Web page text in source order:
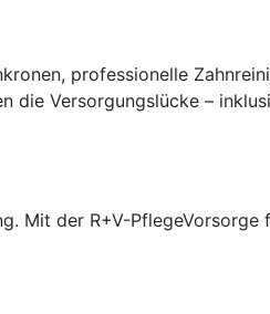
professionelle
die Versorgungslücke –
Mit der R+V-